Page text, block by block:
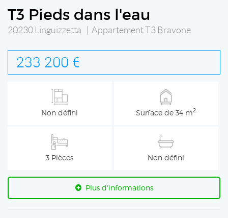
T3 Pieds dans l'eau
20230 Linguizzetta | Appartement T3 Bravone
233 200 €
Non défini Surface de 34 m2
3 Pièces Non défini
Plus d'informations